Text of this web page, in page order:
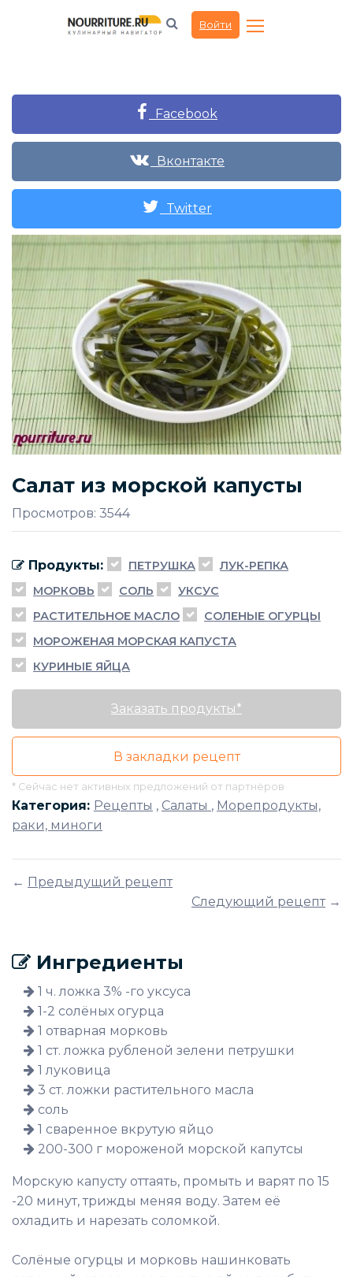
Войти
Facebook
Вконтакте
Twitter
Салат из морской капусты
Просмотров: 3544
Продукты: ПЕТРУШКА
ЛУК-РЕПКА
МОРКОВЬ
СОЛЬ
УКСУС
РАСТИТЕЛЬНОЕ МАСЛО
СОЛЕНЫЕ ОГУРЦЫ
МОРОЖЕНАЯ МОРСКАЯ КАПУСТА
КУРИНЫЕ ЯЙЦА
Заказать продукты*
В закладки рецепт
* Сейчас нет активных предложений от партнёров
Категория: Рецепты , Салаты , Морепродукты,
раки, миноги
← Предыдущий рецепт
Следующий рецепт→
Ингредиенты
1 ч. ложка 3% -го уксуса
1-2 солёных огурца
1 отварная морковь
1 ст. ложка рубленой зелени петрушки
1 луковица
3 ст. ложки растительного масла
соль
1 сваренное вкрутую яйцо
200-300 г мороженой морской капутсы
Морскую капусту оттаять, промыть и варят по 15
-20 минут, трижды меняя воду. Затем её
охладить и нарезать соломкой.
Солёные огурцы и морковь нашинковать